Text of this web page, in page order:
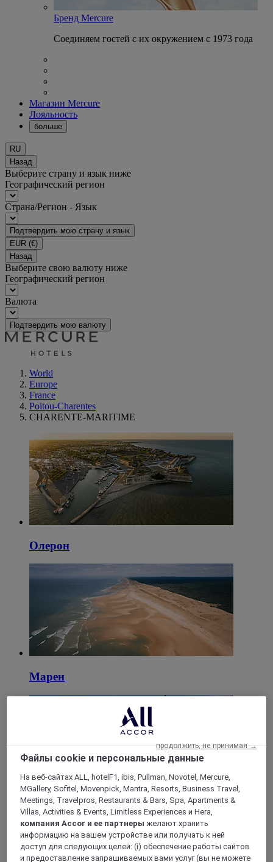
Бренд Mercure
Соединяем гостей с их окружением с 1973 года
Магазин Mercure
Лояльность
больше
RU
Назад
Выберите страну и язык ниже
Географический регион
Страна/Регион - Язык
Подтвердить мою страну и язык
EUR (€)
Назад
Выберите свою валюту ниже
Географический регион
Валюта
Подтвердить мою валюту
World
Europe
France
Poitou-Charentes
CHARENTE-MARITIME
Олерон
Марен
Сен-Троян-Ле-Бен
Файлы cookie и персональные данные
На веб-сайтах ALL, hotelF1, ibis, Pullman, Novotel, Mercure,
MGallery, Sofitel, Movenpick, Mantra, Resorts, Business Travel,
Meetings, Travelpros, Restaurants & Bars, Spa, Apartments &
Villas, Activities & Events, Limitless Experiences и Hera,
компания Accor и ее партнеры желают хранить
информацию на вашем устройстве или получать к ней
доступ для следующих целей: (i) обеспечение работы сайтов
и предоставление запрашиваемых вами услуг (вы не можете
продолжить, не принимая →